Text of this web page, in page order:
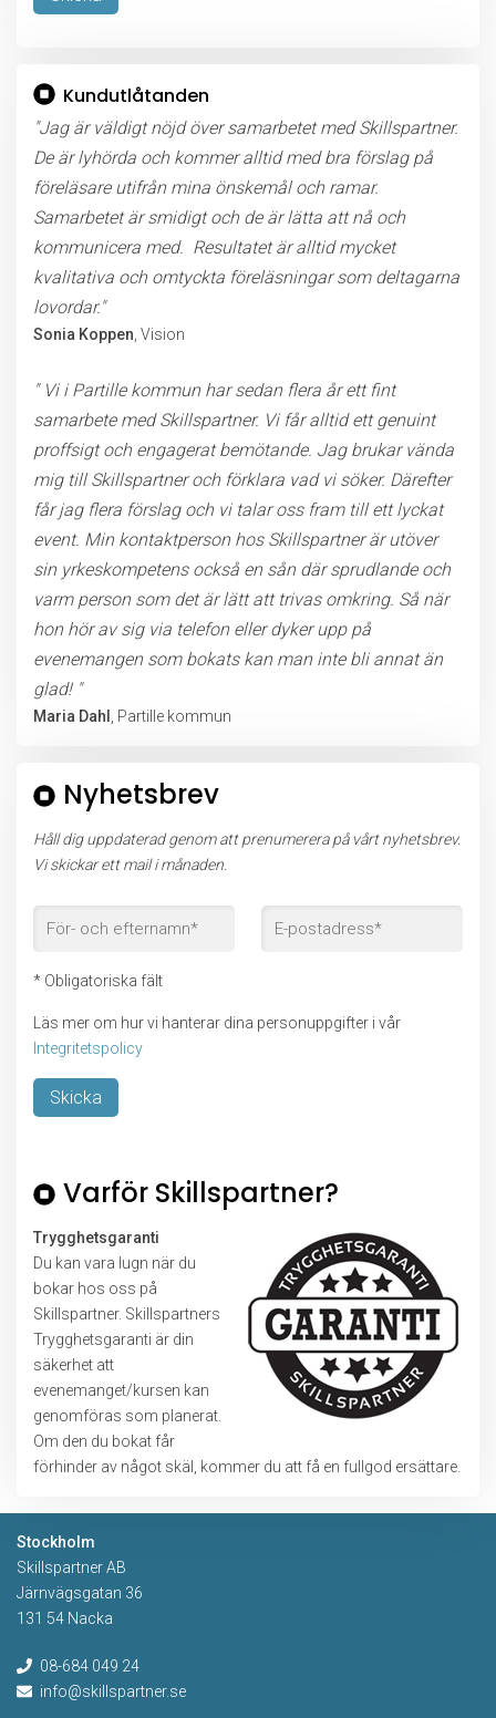
Kundutlåtanden
"Jag är väldigt nöjd över samarbetet med Skillspartner.
De är lyhörda och kommer alltid med bra förslag på
föreläsare utifrån mina önskemål och ramar.
Samarbetet är smidigt och de är lätta att nå och
kommunicera med. Resultatet är alltid mycket
kvalitativa och omtyckta föreläsningar som deltagarna
lovordar."
Sonia Koppen , Vision
" Vi i Partille kommun har sedan flera år ett fint
samarbete med Skillspartner. Vi får alltid ett genuint
proffsigt och engagerat bemötande. Jag brukar vända
mig till Skillspartner och förklara vad vi söker. Därefter
får jag flera förslag och vi talar oss fram till ett lyckat
event. Min kontaktperson hos Skillspartner är utöver
sin yrkeskompetens också en sån där sprudlande och
varm person som det är lätt att trivas omkring. Så när
hon hör av sig via telefon eller dyker upp på
evenemangen som bokats kan man inte bli annat än
glad! "
Maria Dahl , Partille kommun
Nyhetsbrev
Håll dig uppdaterad genom att prenumerera på vårt nyhetsbrev.
Vi skickar ett mail i månaden.
* Obligatoriska fält
Läs mer om hur vi hanterar dina personuppgifter i vår
Integritetspolicy
Varför Skillspartner?
Trygghetsgaranti
Du kan vara lugn när du
bokar hos oss på
Skillspartner. Skillspartners
Trygghetsgaranti är din
säkerhet att
evenemanget/kursen kan
genomföras som planerat.
Om den du bokat får
förhinder av något skäl, kommer du att få en fullgod ersättare.
Stockholm
Skillspartner AB
Järnvägsgatan 36
131 54 Nacka
08-684 049 24
info@skillspartner.se